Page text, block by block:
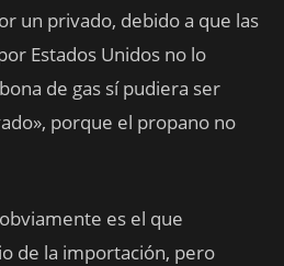
un privado, debido a que las
Estados Unidos no lo
de gas sí pudiera ser
porque el propano no
es el que
de la importación, pero